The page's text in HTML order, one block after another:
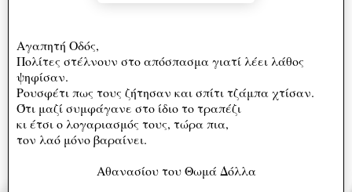
Αγαπητή Οδός,
Πολίτες στέλνουν στο απόσπασμα γιατί λέει λάθος
ψηφίσαν.
Ρουσφέτι πως τους ζήτησαν και σπίτι τζάμπα χτίσαν.
Ότι μαζί συμφάγανε στο ίδιο το τραπέζι
κι έτσι ο λογαριασμός τους, τώρα πια,
τον λαό μόνο βαραίνει.
Αθανασίου του Θωμά Δόλλα